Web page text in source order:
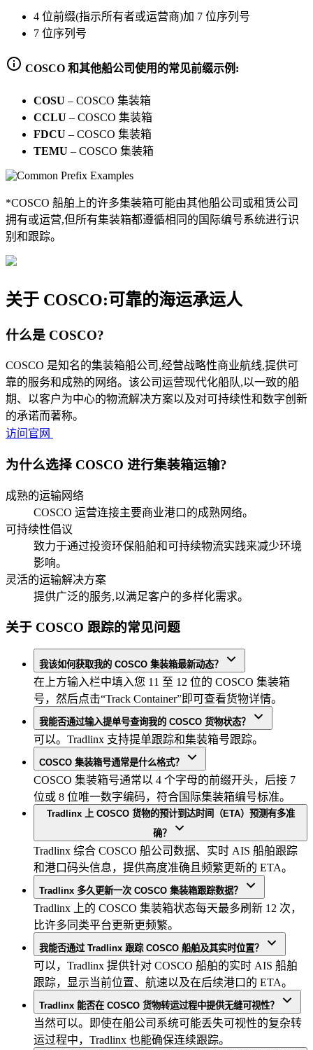
4 位前缀(指示所有者或运营商)加 7 位序列号
7 位序列号
COSCO 和其他船公司使用的常见前缀示例:
COSU – COSCO 集装箱
CCLU – COSCO 集装箱
FDCU – COSCO 集装箱
TEMU – COSCO 集装箱
*COSCO 船舶上的许多集装箱可能由其他船公司或租赁公司
拥有或运营,但所有集装箱都遵循相同的国际编号系统进行识
别和跟踪。
关于 COSCO:可靠的海运承运人
什么是 COSCO?
COSCO 是知名的集装箱船公司,经营战略性商业航线,提供可
靠的服务和成熟的网络。该公司运营现代化船队,以一致的船
期、以客户为中心的物流解决方案以及对可持续性和数字创新
的承诺而著称。
访问官网
为什么选择 COSCO 进行集装箱运输?
成熟的运输网络
COSCO 运营连接主要商业港口的成熟网络。
可持续性倡议
致力于通过投资环保船舶和可持续物流实践来减少环境
影响。
灵活的运输解决方案
提供广泛的服务,以满足客户的多样化需求。
关于 COSCO 跟踪的常见问题
我该如何获取我的 COSCO 集装箱最新动态？
在上方输入栏中填入您 11 至 12 位的 COSCO 集装箱
号，然后点击“Track Container”即可查看货物详情。
我能否通过输入提单号查询我的 COSCO 货物状态？
可以。Tradlinx 支持提单跟踪和集装箱号跟踪。
COSCO 集装箱号通常是什么格式？
COSCO 集装箱号通常以 4 个字母的前缀开头，后接 7
位或 8 位唯一数字编码，符合国际集装箱编号标准。
Tradlinx 上 COSCO 货物的预计到达时间（ETA）预测有多准
确？
Tradlinx 综合 COSCO 船公司数据、实时 AIS 船舶跟踪
和港口码头信息，提供高度准确且频繁更新的 ETA。
Tradlinx 多久更新一次 COSCO 集装箱跟踪数据？
Tradlinx 上的 COSCO 集装箱状态每天最多刷新 12 次，
比许多同类平台更新更频繁。
我能否通过 Tradlinx 跟踪 COSCO 船舶及其实时位置？
可以，Tradlinx 提供针对 COSCO 船舶的实时 AIS 船舶
跟踪，显示当前位置、航速以及在后续港口的 ETA。
Tradlinx 能否在 COSCO 货物转运过程中提供无缝可视性？
当然可以。即使在船公司系统可能丢失可视性的复杂转
运过程中，Tradlinx 也能确保连续跟踪。